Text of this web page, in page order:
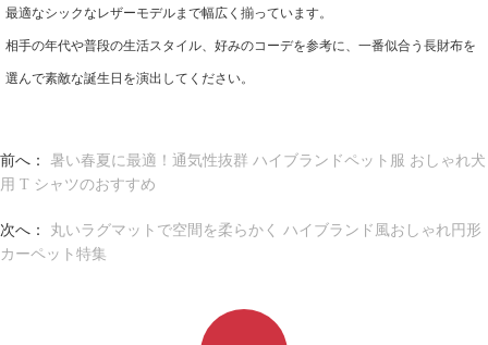
最適なシックなレザーモデルまで幅広く揃っています。
相手の年代や普段の生活スタイル、好みのコーデを参考に、一番似合う長財布を
選んで素敵な誕生日を演出してください。
前へ：
暑い春夏に最適！通気性抜群 ハイブランドペット服 おしゃれ犬
用 T シャツのおすすめ
次へ：
丸いラグマットで空間を柔らかく ハイブランド風おしゃれ円形
カーペット特集